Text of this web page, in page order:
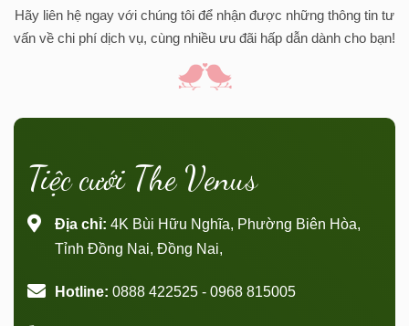
Hãy liên hệ ngay với chúng tôi để nhận được những thông tin tư
vấn về chi phí dịch vụ, cùng nhiều ưu đãi hấp dẫn dành cho bạn!
Tiệc cưới The Venus
Địa chỉ: 4K Bùi Hữu Nghĩa, Phường Biên Hòa,
Tỉnh Đồng Nai, Đồng Nai,
Hotline: 0888 422525 - 0968 815005